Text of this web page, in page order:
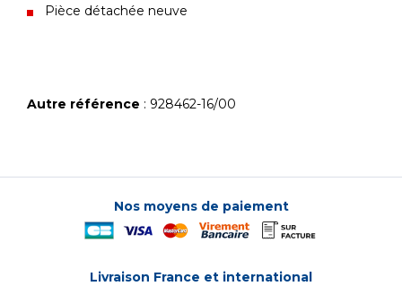
Pièce détachée neuve
Autre référence : 928462-16/00
Nos moyens de paiement
Livraison France et international